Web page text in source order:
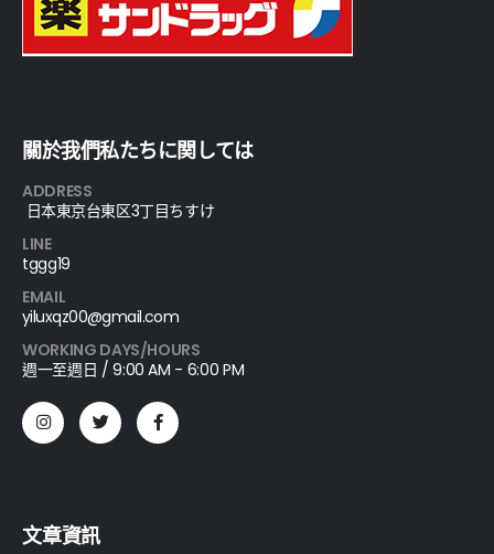
關於我們私たちに関しては
ADDRESS
日本東京台東区3丁目ちすけ
LINE
tggg19
EMAIL
yiluxqz00@gmail.com
WORKING DAYS/HOURS
週一至週日 / 9:00 AM - 6:00 PM
文章資訊